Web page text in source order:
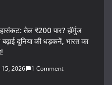
तेल ₹200 पार? हॉर्मुज
बढ़ाई दुनिया की धड़कनें, भारत का
2026 1 Comment